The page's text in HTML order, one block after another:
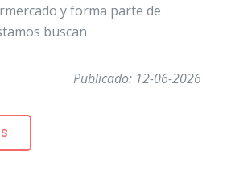
y forma parte de
buscan
Publicado: 12-06-2026